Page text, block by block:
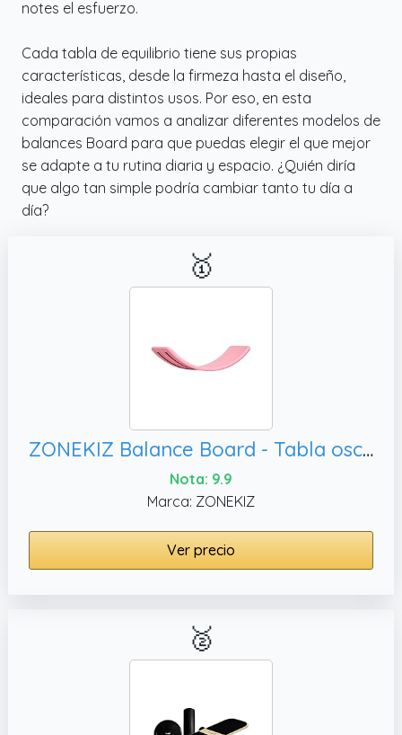
notes el esfuerzo.
Cada tabla de equilibrio tiene sus propias
características, desde la firmeza hasta el diseño,
ideales para distintos usos. Por eso, en esta
comparación vamos a analizar diferentes modelos de
balances Board para que puedas elegir el que mejor
se adapte a tu rutina diaria y espacio. ¿Quién diría
que algo tan simple podría cambiar tanto tu día a
día?
🥇
ZONEKIZ Balance Board - Tabla oscilante para niños, color rosa
Nota: 9.9
Marca: ZONEKIZ
Ver precio
🥈